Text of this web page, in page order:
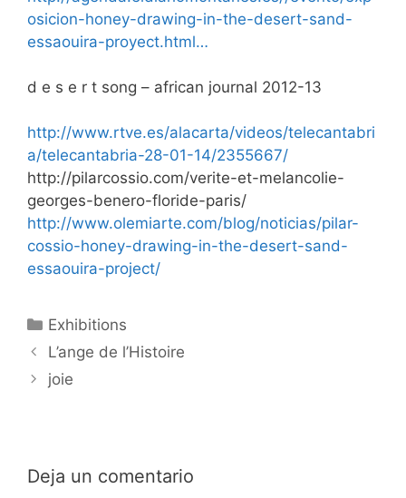
osicion-honey-drawing-in-the-desert-sand-
essaouira-proyect.html…
d e s e r t song – african journal 2012-13
http://www.rtve.es/alacarta/videos/telecantabri
a/telecantabria-28-01-14/2355667/
http://pilarcossio.com/verite-et-melancolie-
georges-benero-floride-paris/
http://www.olemiarte.com/blog/noticias/pilar-
cossio-honey-drawing-in-the-desert-sand-
essaouira-project/
Categorías
Exhibitions
L’ange de l’Histoire
joie
Deja un comentario